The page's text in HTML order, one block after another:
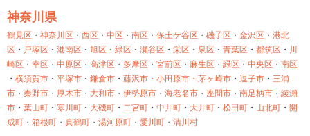
神奈川県
鶴見区 ・ 神奈川区 ・ 西区 ・ 中区 ・ 南区 ・ 保土ケ谷区 ・ 磯子区 ・ 金沢区 ・ 港北
区 ・ 戸塚区 ・ 港南区 ・ 旭区 ・ 緑区 ・ 瀬谷区 ・ 栄区 ・ 泉区 ・ 青葉区 ・ 都筑区 ・ 川
崎区 ・ 幸区 ・ 中原区 ・ 高津区 ・ 多摩区 ・ 宮前区 ・ 麻生区 ・ 緑区 ・ 中央区 ・ 南区
・ 横須賀市 ・ 平塚市 ・ 鎌倉市 ・ 藤沢市・ 小田原市・ 茅ヶ崎市 ・ 逗子市 ・ 三浦
市 ・ 秦野市 ・ 厚木市 ・ 大和市 ・ 伊勢原市 ・ 海老名市 ・ 座間市 ・ 南足柄市 ・ 綾瀬
市 ・ 葉山町 ・ 寒川町 ・ 大磯町 ・ 二宮町 ・ 中井町 ・ 大井町 ・ 松田町 ・ 山北町 ・ 開
成町 ・ 箱根町 ・ 真鶴町 ・ 湯河原町 ・ 愛川町 ・ 清川村